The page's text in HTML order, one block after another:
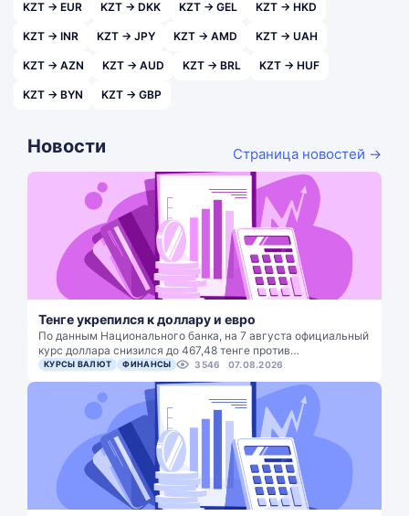
KZT → EUR KZT → DKK KZT → GEL KZT → HKD
KZT → INR KZT → JPY KZT → AMD KZT → UAH
KZT → AZN KZT → AUD KZT → BRL KZT → HUF
KZT → BYN KZT → GBP
Новости Страница новостей →
Тенге укрепился к доллару и евро
По данным Национального банка, на 7 августа официальный
курс доллара снизился до 467,48 тенге против…
КУРСЫ ВАЛЮТ ФИНАНСЫ 3546 07.08.2026